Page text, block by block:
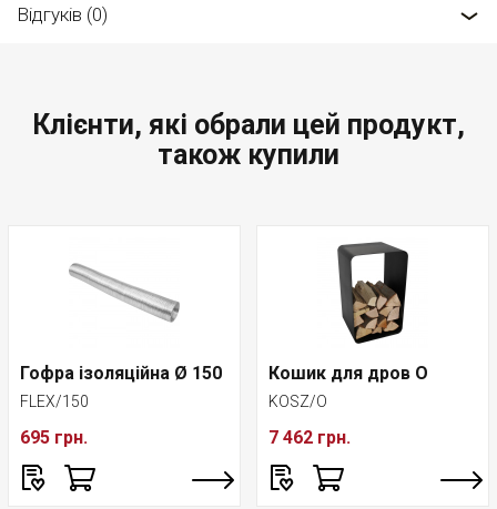
Відгуків (0)
Клієнти, які обрали цей продукт,
також купили
Гофра ізоляційна Ø 150
FLEX/150
695 грн.
Кошик для дров O
KOSZ/O
7 462 грн.